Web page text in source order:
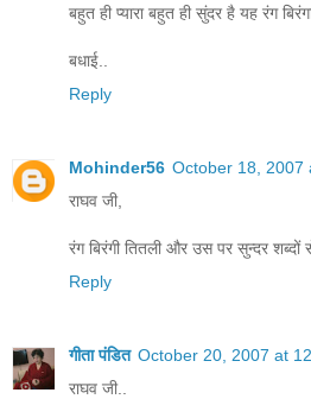
बहुत ही प्यारा बहुत ही सुंदर है यह रंग
बधाई..
Reply
Mohinder56 October 18, 2007
राघव जी,
रंग बिरंगी तितली और उस पर सुन्दर
Reply
गीता पंडित October 20, 2007 at
राघव जी..